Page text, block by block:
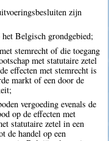
zijn
Belgisch grondgebied;
stemrecht of die toegang
met statutaire zetel
effecten met stemrecht is
markt of een door de
vergoeding evenals de
op de effecten met
statutaire zetel in een
de handel op een